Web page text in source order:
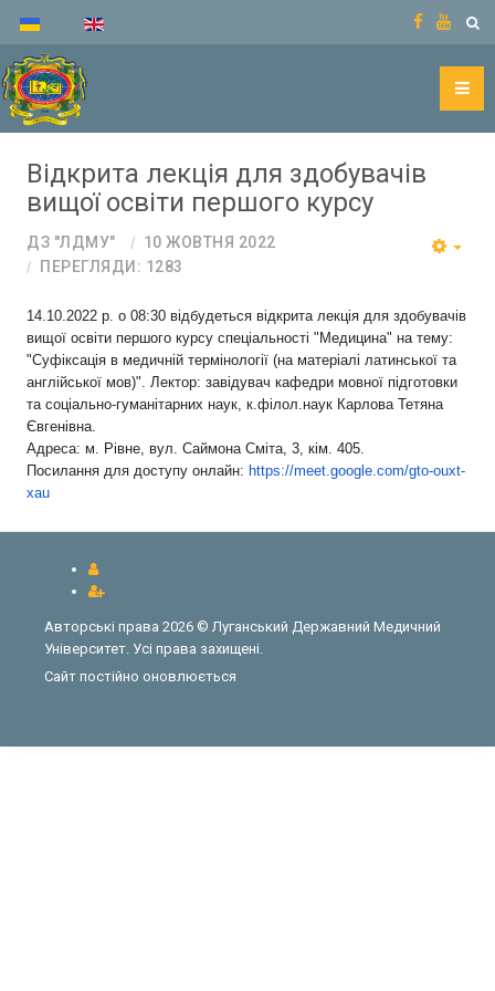
Відкрита лекція для здобувачів
вищої освіти першого курсу
ДЗ "ЛДМУ"
10 ЖОВТНЯ 2022
ПЕРЕГЛЯДИ: 1283
14.10.2022 р. о 08:30 відбудеться відкрита лекція для здобувачів
вищої освіти першого курсу спеціальності "Медицина" на тему:
"Суфіксація в медичній термінології (на матеріалі латинської та
англійської мов)". Лектор: завідувач кафедри мовної підготовки
та соціально-гуманітарних наук, к.філол.наук Карлова Тетяна
Євгенівна.
Адреса: м. Рівне, вул. Саймона Сміта, 3, кім. 405.
Посилання для доступу онлайн: https://meet.google.com/gto-ouxt-
xau
Авторські права 2026 © Луганський Державний Медичний
Університет. Усі права захищені.
Сайт постійно оновлюється